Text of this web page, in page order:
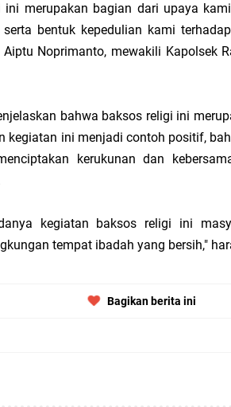
Pelepasan TEP 2026 IPB University, Wamen
Transmigrasi
Bupati Meranti Perjuangkan Status Jalan
Bupati Asmar Hadiri Sarasehan Kebangsaan
HUT IBI Ke-75, Bupati Asmar: Bidan Garda
ini merupakan bagian dari upaya
bentuk kepedulian kami
Noprimanto, mewakili Kapolsek
bahwa baksos religi ini
kegiatan ini menjadi contoh positif,
kerukunan dan
kegiatan baksos religi ini
tempat ibadah yang bersih,"
Bagikan berita ini